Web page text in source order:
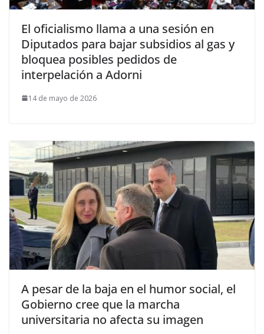
El oficialismo llama a una sesión en
Diputados para bajar subsidios al gas y
bloquea posibles pedidos de
interpelación a Adorni
14 de mayo de 2026
A pesar de la baja en el humor social, el
Gobierno cree que la marcha
universitaria no afecta su imagen